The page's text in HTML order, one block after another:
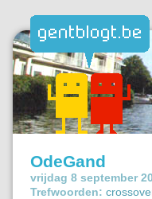
OdeGand
vrijdag 8 september
Trefwoorden: